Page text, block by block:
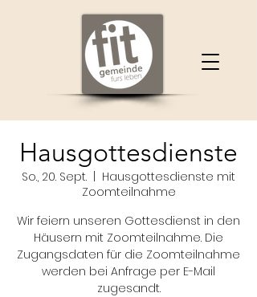
Hausgottesdienste
So., 20. Sept.
Hausgottesdienste mit
Zoomteilnahme
Wir feiern unseren Gottesdienst in den
Häusern mit Zoomteilnahme. Die
Zugangsdaten für die Zoomteilnahme
werden bei Anfrage per E-Mail
zugesandt.